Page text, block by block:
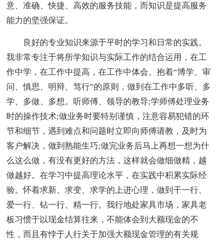
意、准确、快捷、高效的服务技能，而知识是提高服务
能力的坚强保证。
良好的专业知识来源于平时的学习和日常的实践。
我非常专注于将所学知识与实际工作的结合运用，在工
作中学，在工作中提高，在工作中体会。抱着“博学、审
问、慎思、明辩、笃行”的原则，做到在工作中多听、多
学、多做、多想。听师傅、领导的教导;学师傅处理业务
时的操作技术;做业务时要特别谨慎，注意容易犯错的环
节和细节，遇到难点和问题时立即向师傅请教，及时为
客户解决，做到熟能生巧;做完业务后马上再想一想为什
么这么做，有没有更好的方法，这样就会做细做精，越
做越好。在学习中提高理论水平，在实践中积累实际经
验。怀着求新、求变、求学的上进心理，做到干一行、
爱一行、钻一行、精一行。我行地处家具市场，家具老
板习惯于以现金结算往来，不能体会到大额现金的不
性，而且有悖于人行关于加强大额现金管理的有关规